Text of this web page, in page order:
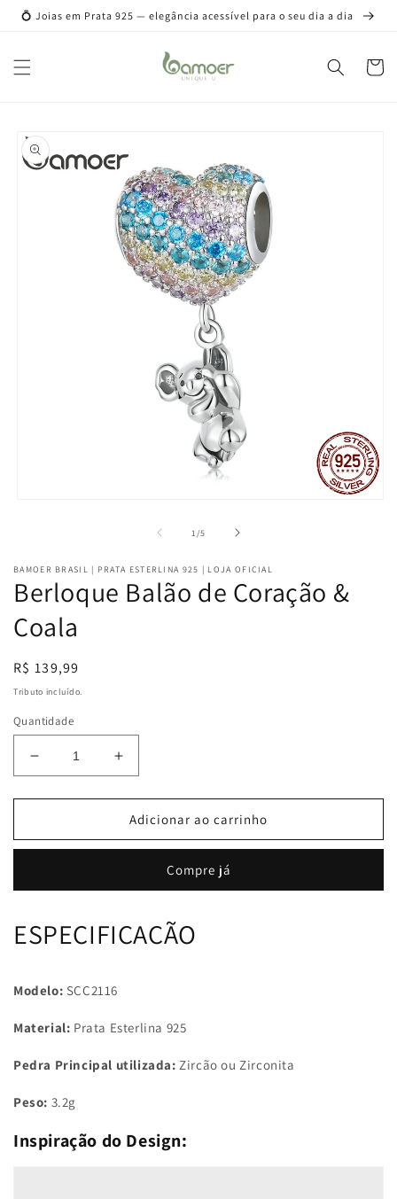
para o
💍 Joias em Prata 925 — elegância acessível para o seu dia a dia
as
informações
do produto
modal
1 /de
5
BAMOER BRASIL | PRATA ESTERLINA 925 | LOJA OFICIAL
Berloque Balão de Coração &
Coala
Preço
normal
R$ 139,99
Tributo incluído.
Quantidade
Diminuir
a
quantidade
Berloque
Coração
Coala
Aumentar
a
quantidade
de
Berloque
Coração
Coala
Adicionar ao carrinho
Compre já
ESPECIFICAÇÃO
Modelo: SCC2116
Material: Prata Esterlina 925
Pedra Principal utilizada: Zircão ou Zirconita
Peso: 3.2g
Inspiração do Design: